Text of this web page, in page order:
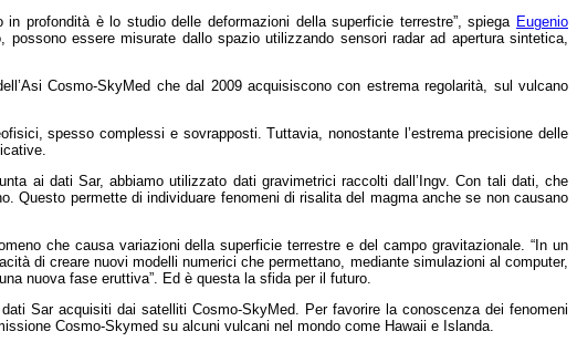
profondità è lo studio delle deformazioni della superficie terrestre”, spiega Eugenio
essere misurate dallo spazio utilizzando sensori radar ad apertura sintetica,
Cosmo-SkyMed che dal 2009 acquisiscono con estrema regolarità, sul vulcano
spesso complessi e sovrapposti. Tuttavia, nonostante l’estrema precisione delle
ai dati Sar, abbiamo utilizzato dati gravimetrici raccolti dall’Ingv. Con tali dati, che
Questo permette di individuare fenomeni di risalita del magma anche se non causano
che causa variazioni della superficie terrestre e del campo gravitazionale. “In un
di creare nuovi modelli numerici che permettano, mediante simulazioni al computer,
nuova fase eruttiva”. Ed è questa la sfida per il futuro.
Sar acquisiti dai satelliti Cosmo-SkyMed. Per favorire la conoscenza dei fenomeni
Cosmo-Skymed su alcuni vulcani nel mondo come Hawaii e Islanda.